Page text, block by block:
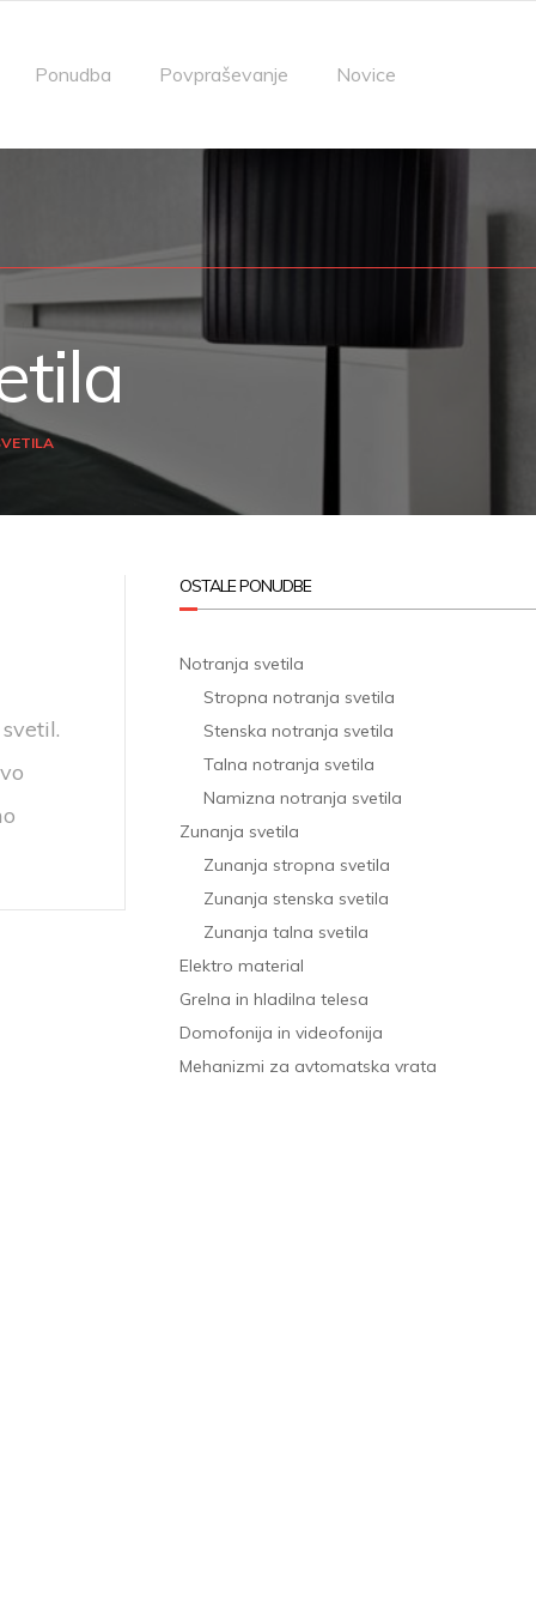
Ponudba Povpraševanje Novice
OSTALE PONUDBE
Notranja svetila
Stropna notranja svetila
Stenska notranja svetila
Talna notranja svetila
Namizna notranja svetila
Zunanja svetila
Zunanja stropna svetila
Zunanja stenska svetila
Zunanja talna svetila
Elektro material
Grelna in hladilna telesa
Domofonija in videofonija
Mehanizmi za avtomatska vrata